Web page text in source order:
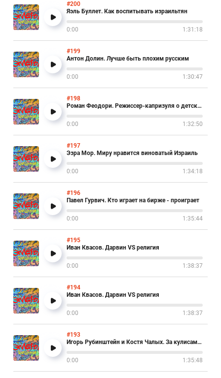
#200
Яэль Буллет. Как воспитывать израильтян
0:00 1:31:18
#199
Антон Долин. Лучше быть плохим русским
0:00 1:30:47
#198
Роман Феодори. Режиссер-капризуля о детских спектаклях и Гудкове в театре
0:00 1:32:50
#197
Эзра Мор. Миру нравится виноватый Израиль
0:00 1:34:18
#196
Павел Гурвич. Кто играет на бирже - проиграет
0:00 1:35:44
#195
Иван Квасов. Дарвин VS религия
0:00 1:38:37
#194
Иван Квасов. Дарвин VS религия
0:00 1:38:37
#193
Игорь Рубинштейн и Костя Чалых. За кулисами БИ-2
0:00 1:35:48